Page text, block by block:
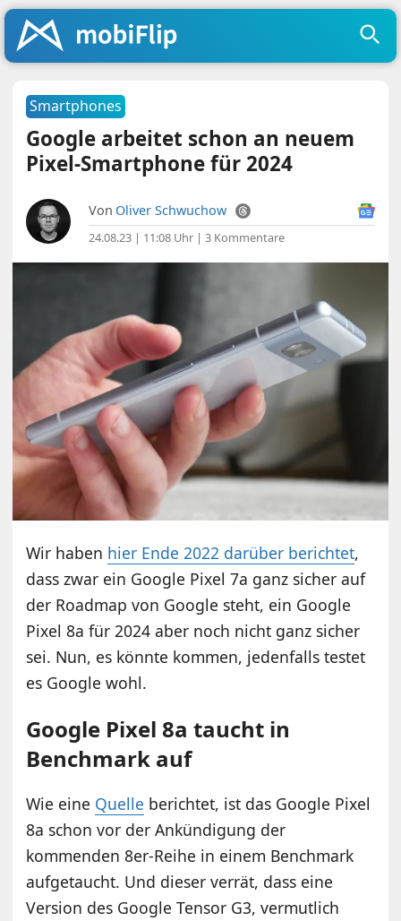
Smartphones
Google arbeitet schon an neuem
Pixel-Smartphone für 2024
Von Oliver Schwuchow
24.08.23 | 11:08 Uhr |3 Kommentare
Wir haben hier Ende 2022 darüber berichtet,
dass zwar ein Google Pixel 7a ganz sicher auf
der Roadmap von Google steht, ein Google
Pixel 8a für 2024 aber noch nicht ganz sicher
sei. Nun, es könnte kommen, jedenfalls testet
es Google wohl.
Google Pixel 8a taucht in
Benchmark auf
Wie eine Quelle berichtet, ist das Google Pixel
8a schon vor der Ankündigung der
kommenden 8er-Reihe in einem Benchmark
aufgetaucht. Und dieser verrät, dass eine
Version des Google Tensor G3, vermutlich